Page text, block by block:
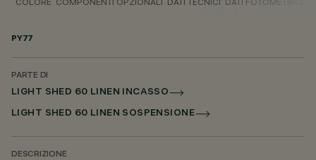
PY77
PARTE DI
LIGHT SHED 60 LINEN INCASSO
LIGHT SHED 60 LINEN SOSPENSIONE
DESCRIZIONE